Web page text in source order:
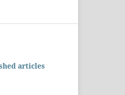
articles